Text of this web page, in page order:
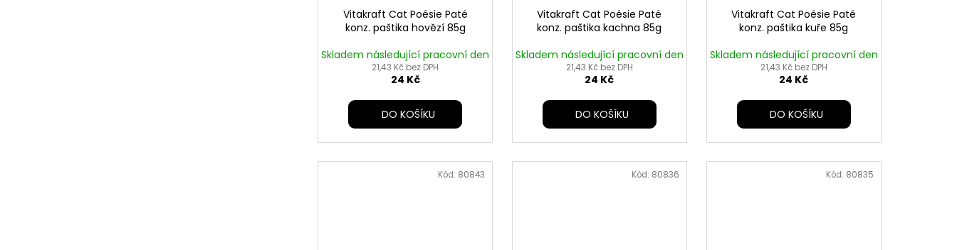
Vitakraft Cat Poésie Paté
konz. paštika hovězí 85g
Skladem následující pracovní den
21,43 Kč bez DPH
24 Kč
DO KOŠÍKU
Vitakraft Cat Poésie Paté
konz. paštika kachna 85g
Skladem následující pracovní den
21,43 Kč bez DPH
24 Kč
DO KOŠÍKU
Vitakraft Cat Poésie Paté
konz. paštika kuře 85g
Skladem následující pracovní den
21,43 Kč bez DPH
24 Kč
DO KOŠÍKU
Kód: 80843 Kód: 80836 Kód: 80835